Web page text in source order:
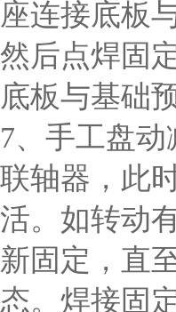
座连接底板
然后点焊固
底板与基础
7、手工盘
联轴器，此
活。如转动
新固定，直
态。焊接固